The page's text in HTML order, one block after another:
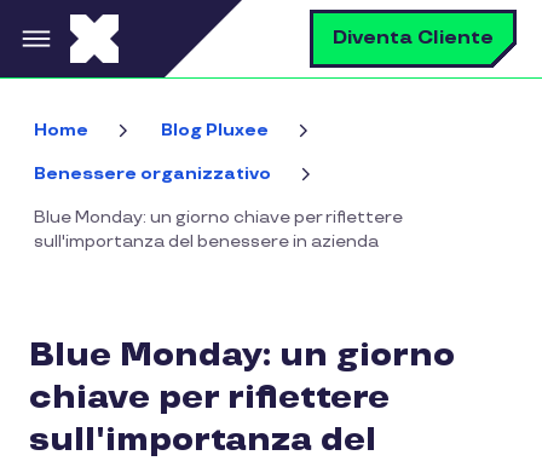
Salta al contenuto principale Diventa Cliente
Home Blog Pluxee
Benessere organizzativo
Blue Monday: un giorno chiave per riflettere
sull'importanza del benessere in azienda
Blue Monday: un giorno
chiave per riflettere
sull'importanza del